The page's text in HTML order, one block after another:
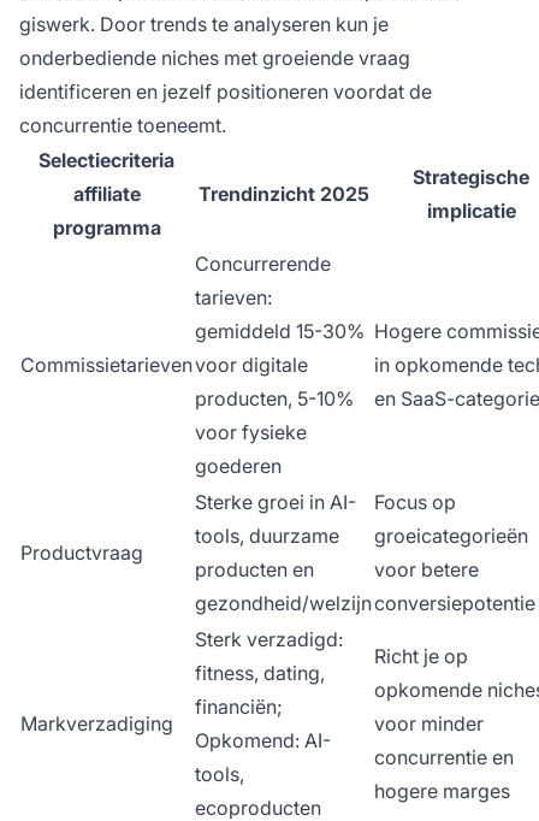
giswerk. Door trends te analyseren kun je
onderbediende niches met groeiende vraag
identificeren en jezelf positioneren voordat de
concurrentie toeneemt.
Selectiecriteria
affiliate
programma
Trendinzicht 2025
Strategische
implicatie
Commissietarieven
Concurrerende
tarieven:
gemiddeld 15-30%
voor digitale
producten, 5-10%
voor fysieke
goederen
Hogere
in opkomende
en SaaS-
Productvraag
Sterke groei in AI-
tools, duurzame
producten en
gezondheid/welzijn
Focus op
groeicategorieën
voor betere
conversiepotentie
Markverzadiging
Sterk verzadigd:
fitness, dating,
financiën;
Opkomend: AI-
tools,
ecoproducten
Richt je op
opkomende
voor minder
concurrentie en
hogere marges